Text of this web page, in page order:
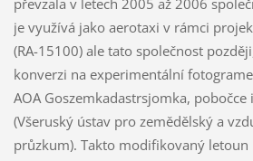
převzala v letech 2005 až 2006
je využívá jako aerotaxi v rámci
(RA-15100) ale tato společnost
konverzi na experimentální
AOA Goszemkadastrsjomka, pobočce
(Všeruský ústav pro zemědělský a
průzkum). Takto modifikovaný letoun